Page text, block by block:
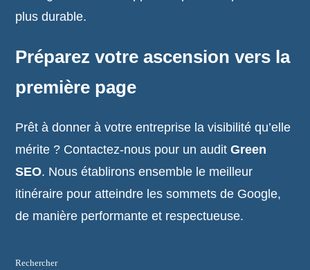
plus durable.
Préparez votre ascension vers la
première page
Prêt à donner à votre entreprise la visibilité qu’elle
mérite ? Contactez-nous pour un auditGreen
SEO. Nous établirons ensemble le meilleur
itinéraire pour atteindre les sommets de Google,
de manière performante et respectueuse.
Rechercher